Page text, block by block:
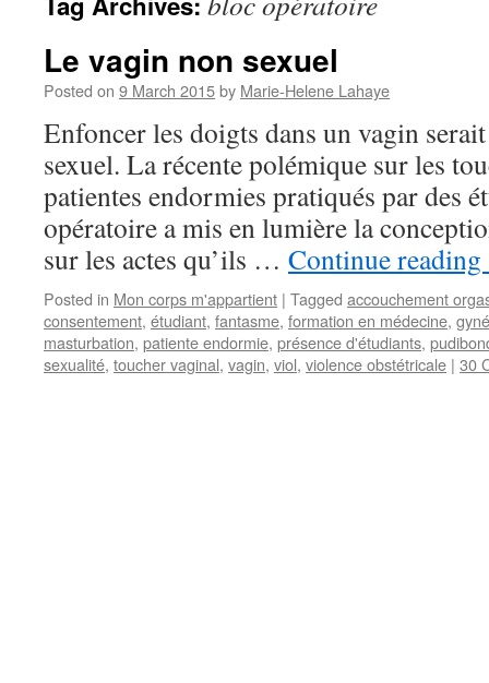
Le vagin non sexuel
Posted on 9 March 2015by Marie-Helene Lahaye
Enfoncer les doigts dans un vagin
sexuel. La récente polémique sur les
patientes endormies pratiqués par des
opératoire a mis en lumière la
sur les actes qu’ils … Continue reading
Posted in Mon corps m'appartient | Tagged accouchement
consentement, étudiant, fantasme, formation en médecine,
masturbation, patiente endormie, présence d'étudiants,
sexualité, toucher vaginal, vagin, viol, violence obstétricale | 30